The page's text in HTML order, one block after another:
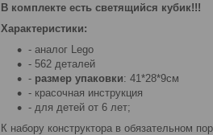
В комплекте есть светящийся кубик!!!
Характеристики:
- аналог Lego
- 562 деталей
- размер упаковки: 41*28*9см
- красочная инструкция
- для детей от 6 лет;
К набору конструктора в обязательном